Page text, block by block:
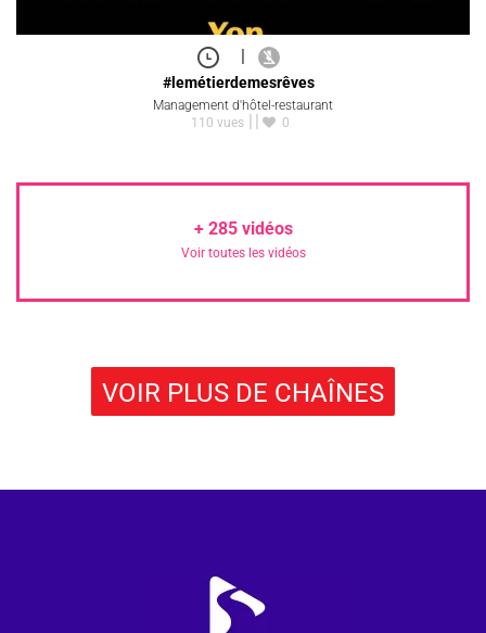
#lemétierdemesrêves
Management d'hôtel-restaurant
110 vues
0
+ 285vidéos
Voir toutes les vidéos
VOIR PLUS DE CHAÎNES